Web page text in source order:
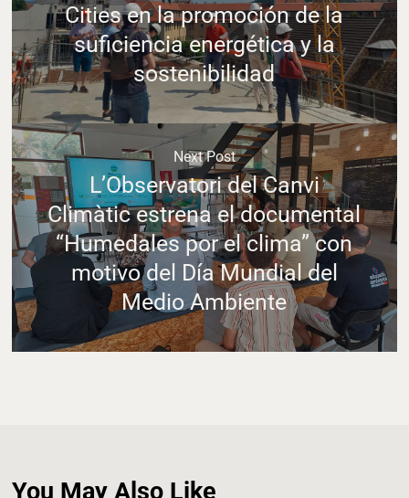
Cities en la promoción de la
suficiencia energética y la
sostenibilidad
Next Post
L’Observatori del Canvi
Climàtic estrena el documental
“Humedales por el clima” con
motivo del Día Mundial del
Medio Ambiente
You May Also Like